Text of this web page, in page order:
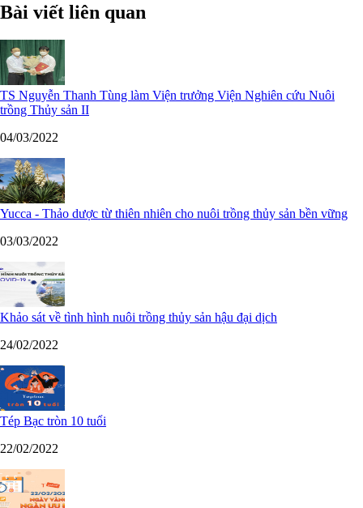
Bài viết liên quan
TS Nguyễn Thanh Tùng làm Viện trưởng Viện Nghiên cứu Nuôi
trồng Thủy sản II
04/03/2022
Yucca - Thảo dược từ thiên nhiên cho nuôi trồng thủy sản bền vững
03/03/2022
Khảo sát về tình hình nuôi trồng thủy sản hậu đại dịch
24/02/2022
Tép Bạc tròn 10 tuổi
22/02/2022